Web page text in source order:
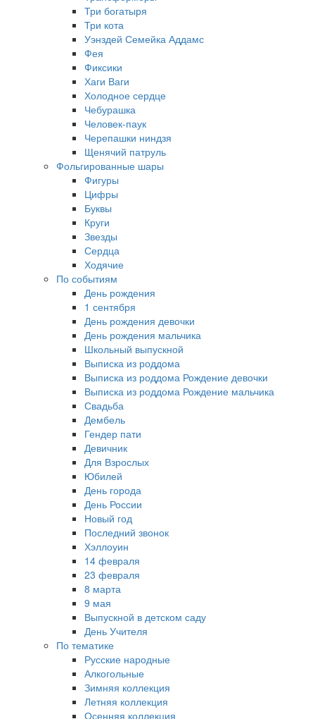
Три богатыря
Три кота
Уэнздей Семейка Аддамс
Фея
Фиксики
Хаги Ваги
Холодное сердце
Чебурашка
Человек-паук
Черепашки ниндзя
Щенячий патруль
Фольгированные шары
Фигуры
Цифры
Буквы
Круги
Звезды
Сердца
Ходячие
По событиям
День рождения
1 сентября
День рождения девочки
День рождения мальчика
Школьный выпускной
Выписка из роддома
Выписка из роддома Рождение девочки
Выписка из роддома Рождение мальчика
Свадьба
Дембель
Гендер пати
Девичник
Для Взрослых
Юбилей
День города
День России
Новый год
Последний звонок
Хэллоуин
14 февраля
23 февраля
8 марта
9 мая
Выпускной в детском саду
День Учителя
По тематике
Русские народные
Алкогольные
Зимняя коллекция
Летняя коллекция
Осенняя коллекция